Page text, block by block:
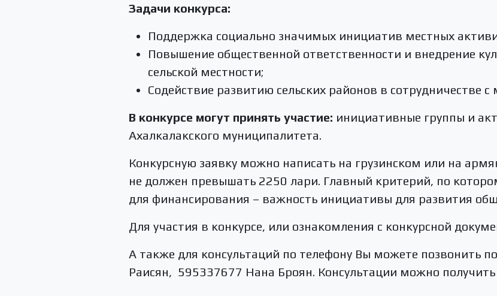
Задачи конкурса:
Поддержка социально значимых инициатив местных
Повышение общественной ответственности и внедрение
сельской местности;
Содействие развитию сельских районов в сотрудничестве
В конкурсе могут принять участие: инициативные группы и
Ахалкалакского муниципалитета.
Конкурсную заявку можно написать на грузинском или на
не должен превышать 2250 лари. Главный критерий, по
для финансирования – важность инициативы для развития
Для участия в конкурсе, или ознакомления с конкурсной
А также для консультаций по телефону Вы можете позвонить
Раисян, 595337677 Нана Броян. Консультации можно